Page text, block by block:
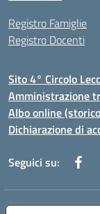
Registro Famiglie
Registro Docenti
Sito 4° Circolo
Amministrazione
Albo online
Dichiarazione di
Seguici su:
Indirizzo: